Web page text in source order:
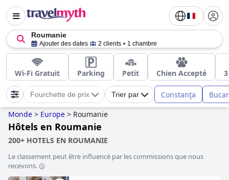
Roumanie
Ajouter des dates 2 clients 1 chambre
Wi-Fi Gratuit Parking Petit Chien Accepté
Fourchette de prix Trier par Constanţa
Monde > Europe > Roumanie
Hôtels en Roumanie
200+ HOTELS EN ROUMANIE
Le classement peut être influencé par les commissions que nous
recevons.